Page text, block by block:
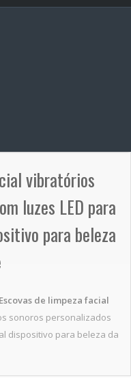
vibratórios
luzes LED para
para beleza
Escovas de limpeza facial
sonoros personalizados
dispositivo para beleza da